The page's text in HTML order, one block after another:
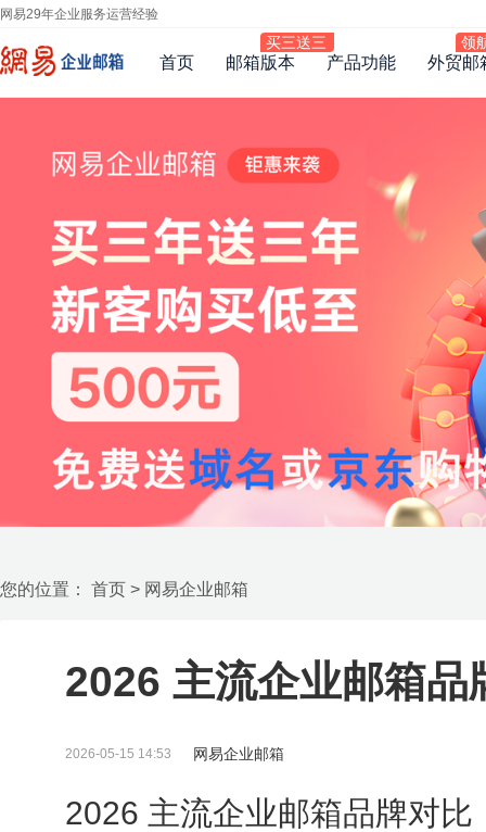
网易29年企业服务运营经验
首页 邮箱版本 产品功能 外贸邮
您的位置： 首页 > 网易企业邮箱
2026 主流企业邮箱品
2026-05-15 14:53 网易企业邮箱
2026 主流企业邮箱品牌对比